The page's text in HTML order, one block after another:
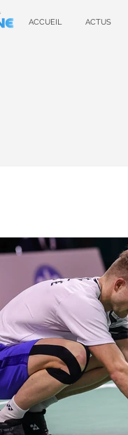
ACCUEIL ACTUS